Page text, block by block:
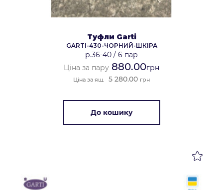
Туфли Garti
GARTI-430-ЧОРНИЙ-ШКІРА
р.36-40 / 6 пар
Ціна за пару 880.00грн
Ціна за ящ. 5 280.00 грн
До кошику